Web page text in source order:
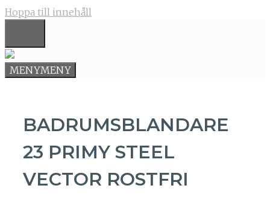
Hoppa till innehåll
MENYMENY
BADRUMSBLANDARE
23 PRIMY STEEL
VECTOR ROSTFRI